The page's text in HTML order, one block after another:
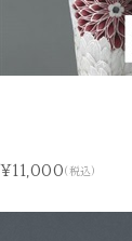
¥11,000(税込)